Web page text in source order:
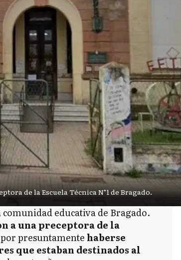
de la Escuela Técnica N°1 de Bragado.
educativa de Bragado.
a una preceptora de la
por presuntamente haberse
que estaban destinados al